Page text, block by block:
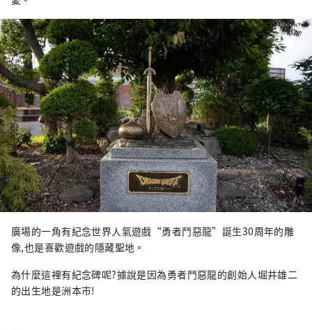
廣場的一角有紀念世界人氣遊戲“勇者鬥惡龍”誕生30周年的雕
像,也是喜歡遊戲的隱藏聖地。
為什麼這裡有紀念碑呢?據說是因為勇者鬥惡龍的創始人堀井雄二
的出生地是洲本市!